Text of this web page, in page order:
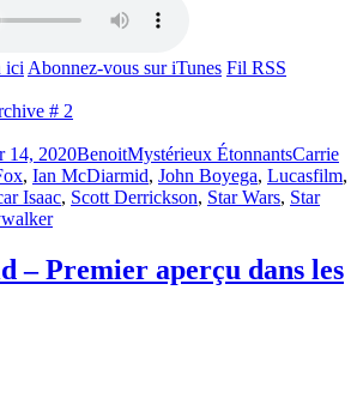
ici Abonnez-vous sur iTunes Fil RSS
# 2
14, 2020BenoitCatégories
Mystérieux ÉtonnantsCarrie
, Ian McDiarmid, John Boyega, Lucasfilm,
Isaac, Scott Derrickson, Star Wars, Star
– Premier aperçu dans les